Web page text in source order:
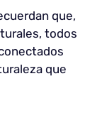
que,
todos
que